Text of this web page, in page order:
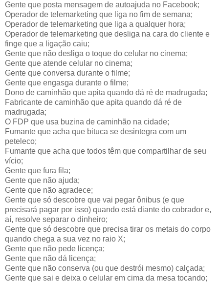
Gente que posta mensagem de autoajuda no Facebook;
Operador de telemarketing que liga no fim de semana;
Operador de telemarketing que liga a qualquer hora;
Operador de telemarketing que desliga na cara do cliente e
finge que a ligação caiu;
Gente que não desliga o toque do celular no cinema;
Gente que atende celular no cinema;
Gente que conversa durante o filme;
Gente que engasga durante o filme;
Dono de caminhão que apita quando dá ré de madrugada;
Fabricante de caminhão que apita quando dá ré de
madrugada;
O FDP que usa buzina de caminhão na cidade;
Fumante que acha que bituca se desintegra com um
peteleco;
Fumante que acha que todos têm que compartilhar de seu
vício;
Gente que fura fila;
Gente que não ajuda;
Gente que não agradece;
Gente que só descobre que vai pegar ônibus (e que
precisará pagar por isso) quando está diante do cobrador e,
aí, resolve separar o dinheiro;
Gente que só descobre que precisa tirar os metais do corpo
quando chega a sua vez no raio X;
Gente que não pede licença;
Gente que não dá licença;
Gente que não conserva (ou que destrói mesmo) calçada;
Gente que sai e deixa o celular em cima da mesa tocando;